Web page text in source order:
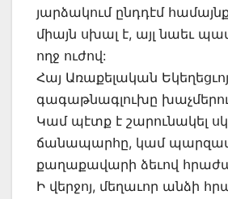
յարձակում ընդդէմ
միայն սխալ է, այլ նաեւ
ողջ ուժով:
Հայ Առաքելական Եկեղեցւոյ
գագաթնագլուխը
Կամ պէտք է շարունակել
ճանապարհը, կամ
քաղաքավարի ձեւով
Ի վերջոյ, մեղաւոր անձի